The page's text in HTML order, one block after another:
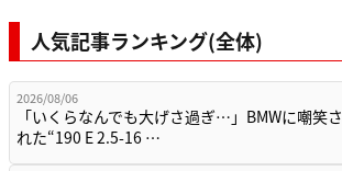
人気記事ランキング(全体)
2026/08/06
「いくらなんでも大げさ過ぎ…」BMWに嘲笑さ
れた“190 E 2.5-16 …